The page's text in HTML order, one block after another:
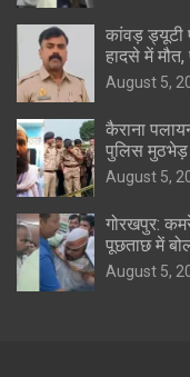
कांवड़
हादसे में मौत,
August 5,
कैराना
पुलिस मुठभेड़
August 5,
गोरखपुर:
पूछताछ में
August 5,